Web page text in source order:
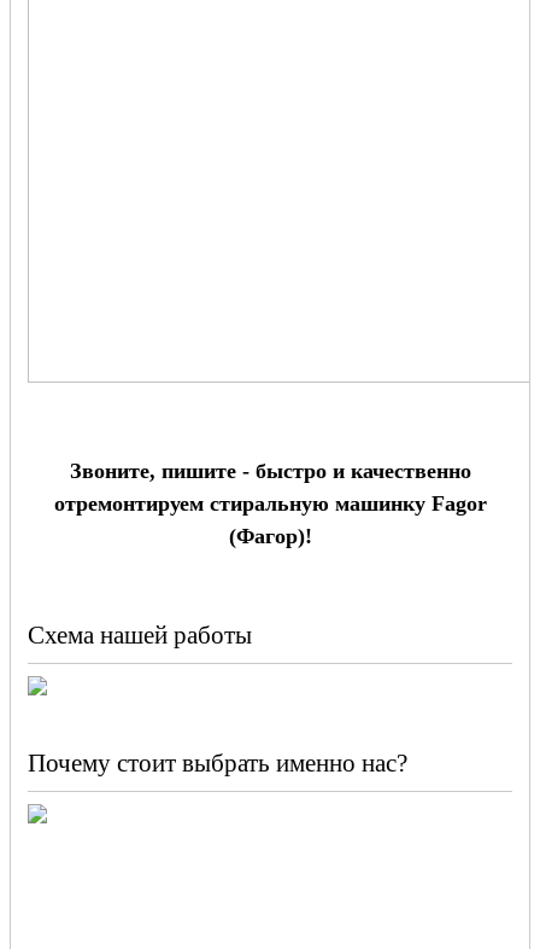
Звоните, пишите - быстро и качественно
отремонтируем стиральную машинку Fagor
(Фагор)!
Схема нашей работы
Почему стоит выбрать именно нас?